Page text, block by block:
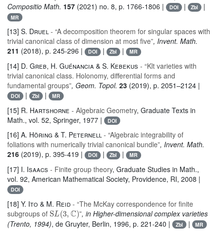
Compositio Math. 157 (2021) no. 8, p. 1766-1806 | DOI | Zbl |
MR
[13] S. Druel- “A decomposition theorem for singular spaces with
trivial canonical class of dimension at most five”, Invent. Math.
211 (2018), p. 245-296 | DOI | Zbl | MR
[14] D. Greb, H. Guénancia & S. Kebekus - “Klt varieties with
trivial canonical class. Holonomy, differential forms and
fundamental groups”, Geom. Topol. 23 (2019), p. 2051–2124 |
DOI | Zbl | MR
[15] R. Hartshorne - Algebraic Geometry, Graduate Texts in
Math., vol. 52, Springer, 1977 | DOI
[16] A. Höring & T. Peternell- “Algebraic integrability of
foliations with numerically trivial canonical bundle”, Invent. Math.
216 (2019), p. 395-419 | DOI | Zbl | MR
[17] I. Isaacs - Finite group theory, Graduate Studies in Math.,
vol. 92, American Mathematical Society, Providence, RI, 2008 |
DOI
[18] Y. Ito & M. Reid - “The McKay correspondence for finite
subgroups of S L(3,ℂ) ”, in Higher-dimensional complex varieties
(Trento, 1994), de Gruyter, Berlin, 1996, p. 221-240 | Zbl | MR